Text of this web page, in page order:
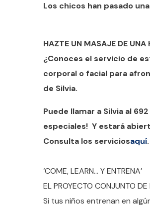
Los chicos han pasado
HAZTE UN MASAJE DE UNA
¿Conoces el servicio de
corporal o facial para
de Silvia.
Puede llamar a Silvia al
especiales! Y estará
Consulta los serviciosaquí.
‘COME, LEARN… Y ENTRENA’
EL PROYECTO CONJUNTO
Si tus niños entrenan en